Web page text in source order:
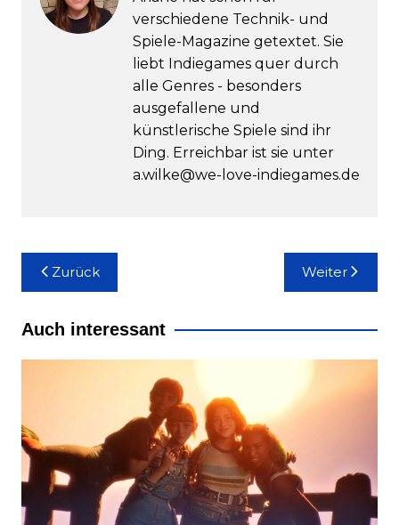
verschiedene Technik- und
Spiele-Magazine getextet. Sie
liebt Indiegames quer durch
alle Genres - besonders
ausgefallene und
künstlerische Spiele sind ihr
Ding. Erreichbar ist sie unter
a.wilke@we-love-indiegames.de
Beitragsnavigation
Zurück Weiter
Auch interessant